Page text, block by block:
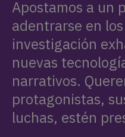
Apostamos a un
adentrarse en
investigación
nuevas
narrativos.
protagonistas,
luchas, estén